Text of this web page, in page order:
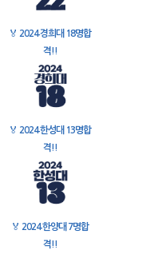
🏅 2024 경희대 18명합
격!!
🏅 2024 한성대 13명합
격!!
🏅 2024 한양대 7명합
격!!